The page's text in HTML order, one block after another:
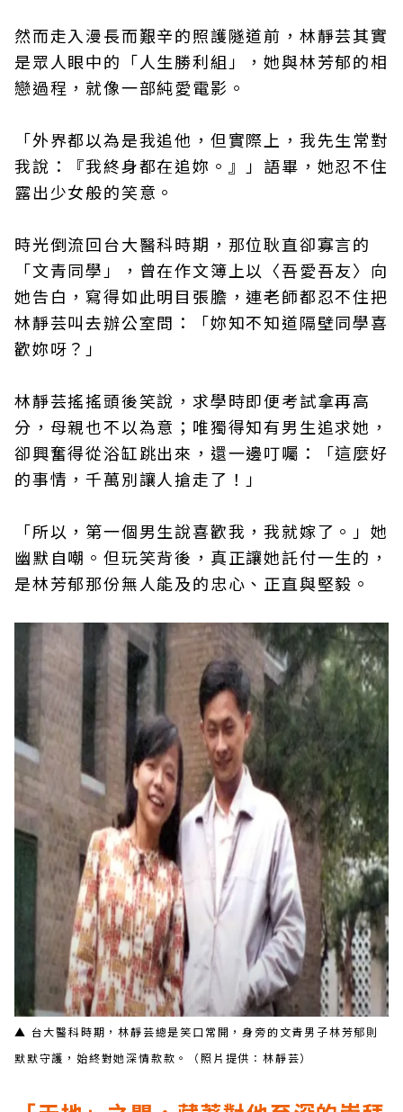
然而走入漫長而艱辛的照護隧道前，林靜芸其實
是眾人眼中的「人生勝利組」，她與林芳郁的相
戀過程，就像一部純愛電影。
「外界都以為是我追他，但實際上，我先生常對
我說：『我終身都在追妳。』」語畢，她忍不住
露出少女般的笑意。
時光倒流回台大醫科時期，那位耿直卻寡言的
「文青同學」，曾在作文簿上以〈吾愛吾友〉向
她告白，寫得如此明目張膽，連老師都忍不住把
林靜芸叫去辦公室問：「妳知不知道隔壁同學喜
歡妳呀？」
林靜芸搖搖頭後笑說，求學時即便考試拿再高
分，母親也不以為意；唯獨得知有男生追求她，
卻興奮得從浴缸跳出來，還一邊叮囑：「這麼好
的事情，千萬別讓人搶走了！」
「所以，第一個男生說喜歡我，我就嫁了。」她
幽默自嘲。但玩笑背後，真正讓她託付一生的，
是林芳郁那份無人能及的忠心、正直與堅毅。
▲ 台大醫科時期，林靜芸總是笑口常開，身旁的文青男子林芳郁則
默默守護，始終對她深情款款。（照片提供：林靜芸）